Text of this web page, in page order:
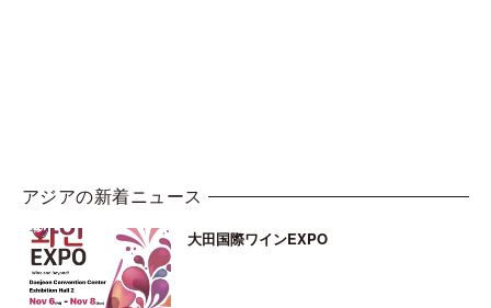
アジアの新着ニュース
大田国際ワインEXPO